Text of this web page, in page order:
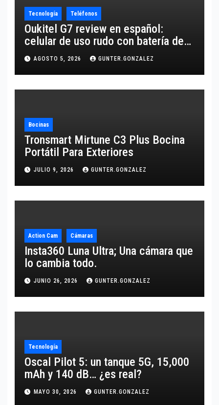
Tecnología Teléfonos
Oukitel G7 review en español:
celular de uso rudo con batería de
10,600 mAh
AGOSTO 5, 2026 GUNTER.GONZALEZ
Bocinas
Tronsmart Mirtune C3 Plus Bocina
Portátil Para Exteriores
JULIO 9, 2026 GUNTER.GONZALEZ
Action Cam Cámaras
Insta360 Luna Ultra; Una cámara que
lo cambia todo.
JUNIO 26, 2026 GUNTER.GONZALEZ
Tecnología
Oscal Pilot 5: un tanque 5G, 15,000
mAh y 140 dB… ¿es real?
MAYO 30, 2026 GUNTER.GONZALEZ